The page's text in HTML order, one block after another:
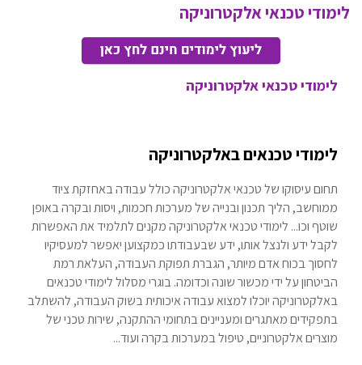
לימודי טכנאי אלקטרוניקה
לימודי טכנאי אלקטרוניקה
לימודי טכנאים באלקטרוניקה
תחום עיסוקו של טכנאי אלקטרוניקה כולל עבודה באחזקת ציוד
ממוחשב, הליך תכנון ובנייה של מערכות חכמות, ויסות ובקרה באופן
שוטף וכו... לימודי טכנאי אלקטרוניקה מקנים לתלמיד את האפשרות
לקבל ידע ולנצל אותו, ידע שבעבודתו כמקצוען יאפשר למעסיקיו
לחסוך בכוח אדם מיותר, הגברת תפוקת העבודה, העלאת רמת
הביטחון על ידי מכשור שונה וכדומה. בוגרי מסלול לימודי טכנאים
באלקטרוניקה יוכלו למצוא עבודה איכותית בשוק העבודה, להשתלב
בתפקידים מאתגרים ומעניינים בתחומי ההתקנה, שירות טכני של
מוצרים אלקטרוניים, טיפול במערכות בקרה ועוד...